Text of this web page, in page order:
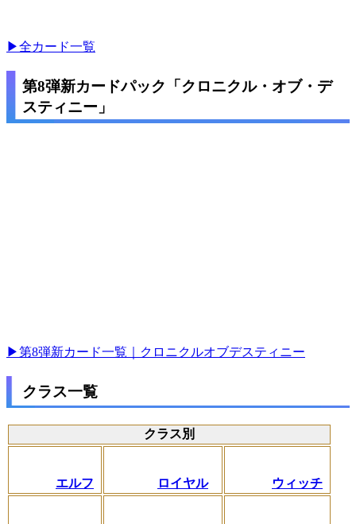
▶全カード一覧
第8弾新カードパック「クロニクル・オブ・デ
スティニー」
▶第8弾新カード一覧｜クロニクルオブデスティニー
クラス一覧
クラス別
エルフ ロイヤル ウィッチ